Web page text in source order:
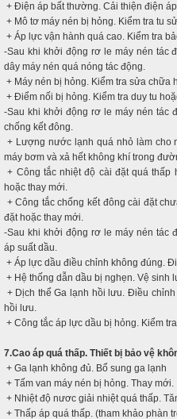
+ Điện áp bất thường. Cải thiện điện
+ Mô tơ máy nén bị hỏng. Kiểm tra tu
+ Áp lực vận hành quá cao. Kiểm tra
-Sau khi khởi động rơ le máy nén tác
dây máy nén quá nóng tác động.
+ Máy nén bị hỏng. Kiểm tra sửa chữa
+ Điểm nối bị hỏng. Kiểm tra duy tu
-Sau khi khởi động rơ le máy nén tác
chống kết đông.
+ Lượng nước lạnh quá nhỏ làm cho
máy bơm và xả hết không khí trong
+ Công tắc nhiệt độ cài đặt quá
hoặc thay mới.
+ Công tắc chống kết đông cài đặt
đặt hoặc thay mới.
-Sau khi khởi động rơ le máy nén tác
áp suất dầu.
+ Áp lực dầu điều chỉnh không đúng.
+ Hệ thống dẫn dầu bị nghẹn. Vệ
+ Dịch thể Ga lạnh hồi lưu. Điều
hồi lưu.
+ Công tắc áp lực dầu bị hỏng. Kiểm
7.Cao áp quá thấp. Thiết bị bảo vệ
+ Ga lạnh không đủ. Bổ sung ga lạnh
+ Tấm van máy nén bị hỏng. Thay mới.
+ Nhiệt độ nươc giải nhiệt quá thấp.
+ Thấp áp quá thấp. (tham khảo phàn